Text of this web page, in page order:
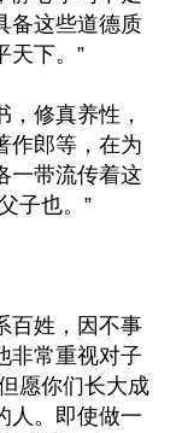
备这些道德质
天下。”
修真养性，
作郎等，在为
一带流传着这
子也。”
百姓，因不事
非常重视对子
愿你们长大成
人。即使做一